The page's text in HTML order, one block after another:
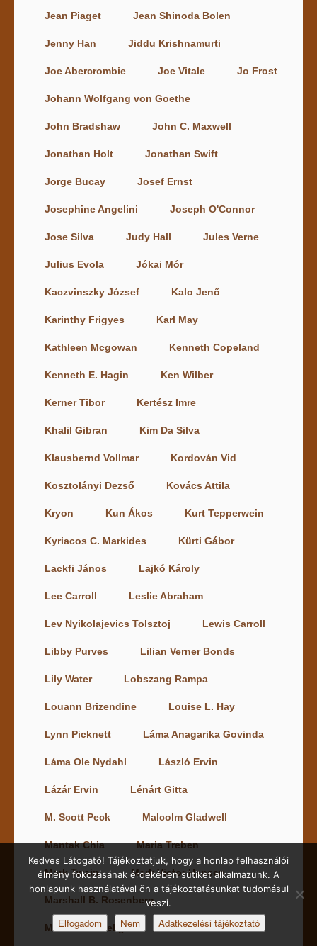
Jean Piaget Jean Shinoda Bolen
Jenny Han Jiddu Krishnamurti
Joe Abercrombie Joe Vitale Jo Frost
Johann Wolfgang von Goethe
John Bradshaw John C. Maxwell
Jonathan Holt Jonathan Swift
Jorge Bucay Josef Ernst
Josephine Angelini Joseph O'Connor
Jose Silva Judy Hall Jules Verne
Julius Evola Jókai Mór
Kaczvinszky József Kalo Jenő
Karinthy Frigyes Karl May
Kathleen Mcgowan Kenneth Copeland
Kenneth E. Hagin Ken Wilber
Kerner Tibor Kertész Imre
Khalil Gibran Kim Da Silva
Klausbernd Vollmar Kordován Vid
Kosztolányi Dezső Kovács Attila
Kryon Kun Ákos Kurt Tepperwein
Kyriacos C. Markides Kürti Gábor
Lackfi János Lajkó Károly
Lee Carroll Leslie Abraham
Lev Nyikolajevics Tolsztoj Lewis Carroll
Libby Purves Lilian Verner Bonds
Lily Water Lobszang Rampa
Louann Brizendine Louise L. Hay
Lynn Picknett Láma Anagarika Govinda
Láma Ole Nydahl László Ervin
Lázár Ervin Lénárt Gitta
M. Scott Peck Malcolm Gladwell
Mantak Chia Maria Treben
Mark Twain Mark Victor Hansen
Marshall B. Rosenberg
Martin E. P. Seligman Martin Schuster
Kedves Látogató! Tájékoztatjuk, hogy a honlap felhasználói
élmény fokozásának érdekében sütiket alkalmazunk. A
honlapunk használatával ön a tájékoztatásunkat tudomásul
veszi.
Elfogadom Nem Adatkezelési tájékoztató